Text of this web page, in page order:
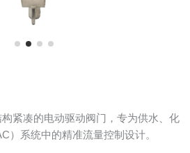
紧凑的电动驱动阀门，专为供水、化
）系统中的精准流量控制设计。